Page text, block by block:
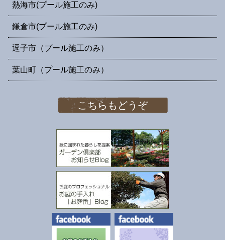
熱海市(プール施工のみ)
鎌倉市(プール施工のみ)
逗子市（プール施工のみ）
葉山町（プール施工のみ）
こちらもどうぞ